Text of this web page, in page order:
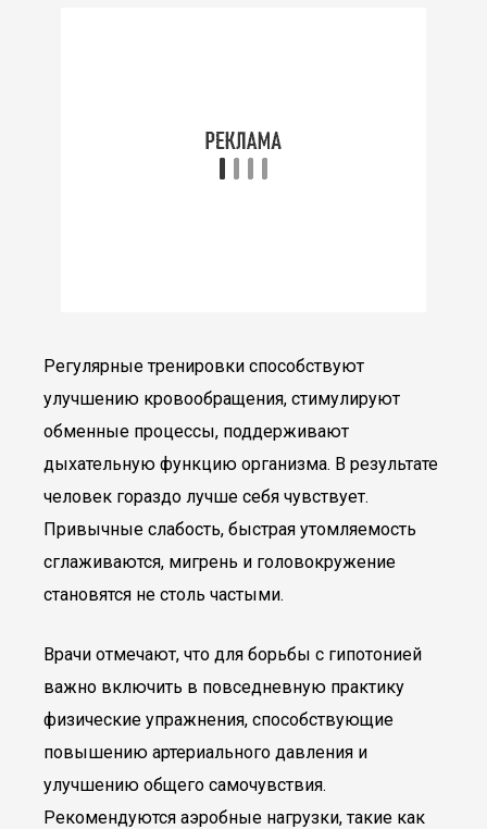
Регулярные тренировки способствуют
улучшению кровообращения, стимулируют
обменные процессы, поддерживают
дыхательную функцию организма. В результате
человек гораздо лучше себя чувствует.
Привычные слабость, быстрая утомляемость
сглаживаются, мигрень и головокружение
становятся не столь частыми.
Врачи отмечают, что для борьбы с гипотонией
важно включить в повседневную практику
физические упражнения, способствующие
повышению артериального давления и
улучшению общего самочувствия.
Рекомендуются аэробные нагрузки, такие как